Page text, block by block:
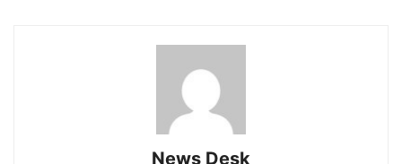
News Desk